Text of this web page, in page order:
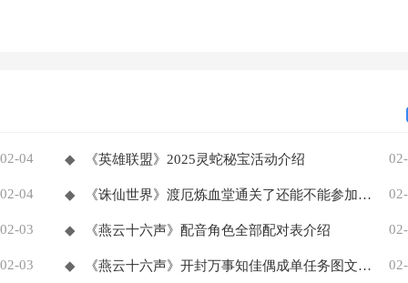
02-04 ◆ 《英雄联盟》2025灵蛇秘宝活动介绍
02-04 ◆ 《诛仙世界》渡厄炼血堂通关了还能不能参加拍卖
02-03 ◆ 《燕云十六声》配音角色全部配对表介绍
02-03 ◆ 《燕云十六声》开封万事知佳偶成单任务图文攻略